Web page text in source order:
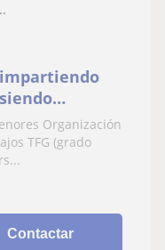
Organización
TFG (grado
Contactar